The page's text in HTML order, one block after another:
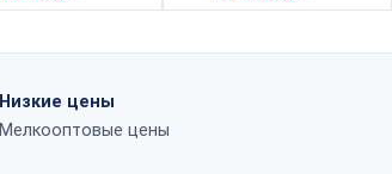
Низкие цены
Мелкооптовые цены